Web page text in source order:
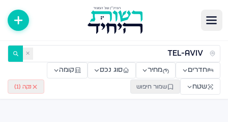
דירות למכירה ולהשכרה — רשות היחיד ✕
חדרים מחיר סוג נכס קומה
שטח שמור חיפוש נקה ( 1
)